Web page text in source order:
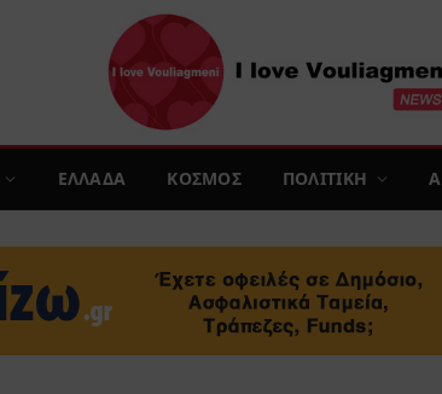
ΕΛΛΑΔΑ ΚΟΣΜΟΣ ΠΟΛΙΤΙΚΗ